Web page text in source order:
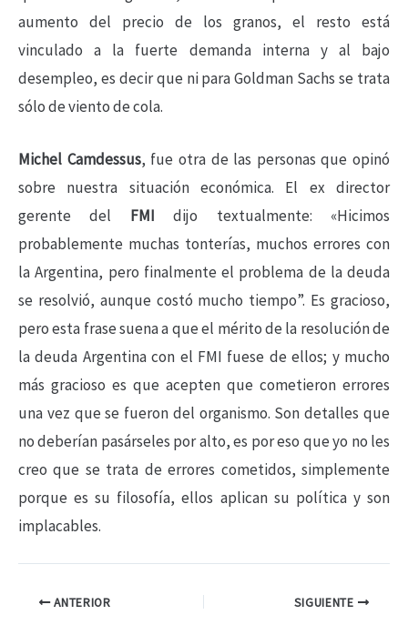
aumento del precio de los granos, el resto está
vinculado a la fuerte demanda interna y al bajo
desempleo, es decir que ni para Goldman Sachs se trata
sólo de viento de cola.
Michel Camdessus, fue otra de las personas que opinó
sobre nuestra situación económica. El ex director
gerente del FMI dijo textualmente: «Hicimos
probablemente muchas tonterías, muchos errores con
la Argentina, pero finalmente el problema de la deuda
se resolvió, aunque costó mucho tiempo”. Es gracioso,
pero esta frase suena a que el mérito de la resolución de
la deuda Argentina con el FMI fuese de ellos; y mucho
más gracioso es que acepten que cometieron errores
una vez que se fueron del organismo. Son detalles que
no deberían pasárseles por alto, es por eso que yo no les
creo que se trata de errores cometidos, simplemente
porque es su filosofía, ellos aplican su política y son
implacables.
ANTERIOR SIGUIENTE